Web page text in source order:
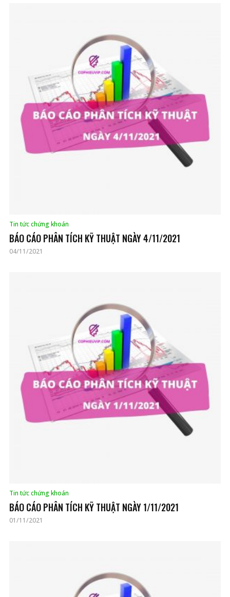
Tin tức chứng khoán
BÁO CÁO PHÂN TÍCH KỸ THUẬT NGÀY 4/11/2021
04/11/2021
Tin tức chứng khoán
BÁO CÁO PHÂN TÍCH KỸ THUẬT NGÀY 1/11/2021
01/11/2021